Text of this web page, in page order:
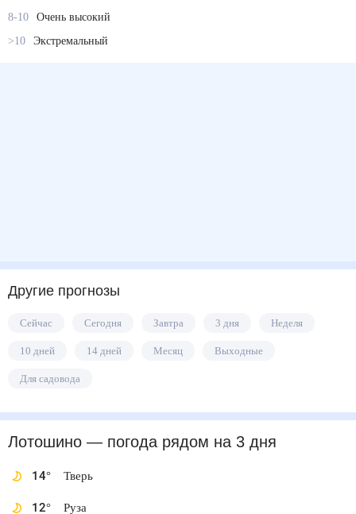
8-10
Очень высокий
>10
Экстремальный
Другие прогнозы
Сейчас Сегодня Завтра 3 дня Неделя
10 дней 14 дней Месяц Выходные
Для садовода
Лотошино — погода рядомна 3 дня
14° Тверь
12° Руза